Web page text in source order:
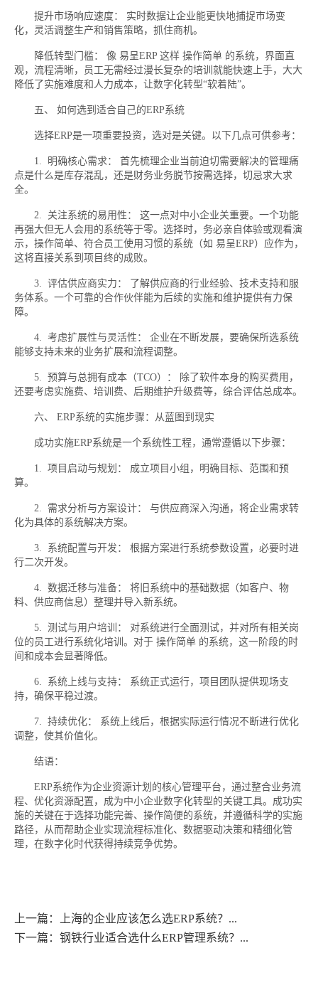
提升市场响应速度： 实时数据让企业能更快地捕捉市场变
化，灵活调整生产和销售策略，抓住商机。
降低转型门槛： 像 易呈ERP 这样 操作简单 的系统，界面直
观，流程清晰，员工无需经过漫长复杂的培训就能快速上手，大大
降低了实施难度和人力成本，让数字化转型“软着陆”。
五、 如何选到适合自己的ERP系统
选择ERP是一项重要投资，选对是关键。以下几点可供参考：
1. 明确核心需求： 首先梳理企业当前迫切需要解决的管理痛
点是什么是库存混乱，还是财务业务脱节按需选择，切忌求大求
全。
2. 关注系统的易用性： 这一点对中小企业关重要。一个功能
再强大但无人会用的系统等于零。选择时，务必亲自体验或观看演
示，操作简单、符合员工使用习惯的系统（如 易呈ERP）应作为，
这将直接关系到项目终的成败。
3. 评估供应商实力： 了解供应商的行业经验、技术支持和服
务体系。一个可靠的合作伙伴能为后续的实施和维护提供有力保
障。
4. 考虑扩展性与灵活性： 企业在不断发展，要确保所选系统
能够支持未来的业务扩展和流程调整。
5. 预算与总拥有成本（TCO）： 除了软件本身的购买费用，
还要考虑实施费、培训费、后期维护升级费等，综合评估总成本。
六、 ERP系统的实施步骤：从蓝图到现实
成功实施ERP系统是一个系统性工程，通常遵循以下步骤：
1. 项目启动与规划： 成立项目小组，明确目标、范围和预
算。
2. 需求分析与方案设计： 与供应商深入沟通，将企业需求转
化为具体的系统解决方案。
3. 系统配置与开发： 根据方案进行系统参数设置，必要时进
行二次开发。
4. 数据迁移与准备： 将旧系统中的基础数据（如客户、物
料、供应商信息）整理并导入新系统。
5. 测试与用户培训： 对系统进行全面测试，并对所有相关岗
位的员工进行系统化培训。对于 操作简单 的系统，这一阶段的时
间和成本会显著降低。
6. 系统上线与支持： 系统正式运行，项目团队提供现场支
持，确保平稳过渡。
7. 持续优化： 系统上线后，根据实际运行情况不断进行优化
调整，使其价值化。
结语：
ERP系统作为企业资源计划的核心管理平台，通过整合业务流
程、优化资源配置，成为中小企业数字化转型的关键工具。成功实
施的关键在于选择功能完善、操作简便的系统，并遵循科学的实施
路径，从而帮助企业实现流程标准化、数据驱动决策和精细化管
理，在数字化时代获得持续竞争优势。
上一篇：上海的企业应该怎么选ERP系统？...
下一篇：钢铁行业适合选什么ERP管理系统？...